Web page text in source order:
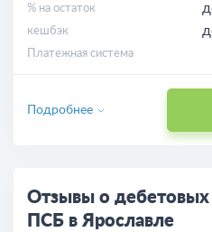
% на остаток
кешбэк
Платежная система
Подробнее
Отзывы о дебетовых картах
ПСБ в Ярославле